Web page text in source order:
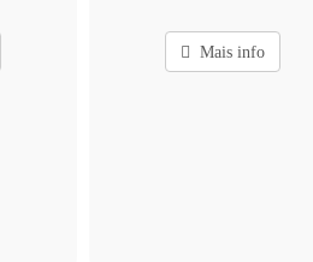
Mais info